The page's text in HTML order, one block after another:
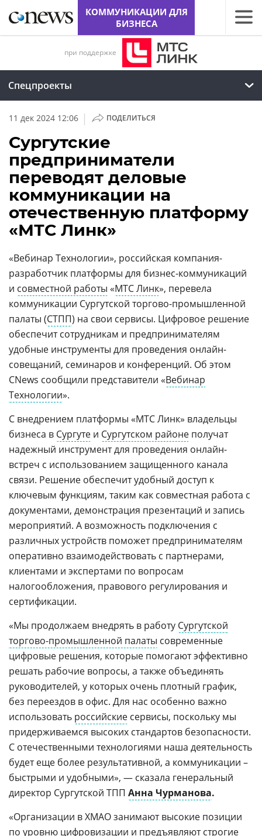
КОММУНИКАЦИИ ДЛЯ
БИЗНЕСА
при поддержке
Спецпроекты
11 дек 2024 12:06 | ПОДЕЛИТЬСЯ
Сургутские
предприниматели
переводят деловые
коммуникации на
отечественную платформу
«МТС Линк»
«Вебинар Технологии», российская компания-
разработчик платформы для бизнес-коммуникаций
и совместной работы «МТС Линк», перевела
коммуникации Сургутской торгово-промышленной
палаты (СТПП) на свои сервисы. Цифровое решение
обеспечит сотрудникам и предпринимателям
удобные инструменты для проведения онлайн-
совещаний, семинаров и конференций. Об этом
CNews сообщили представители «Вебинар
Технологии».
С внедрением платформы «МТС Линк» владельцы
бизнеса в Сургуте и Сургутском районе получат
надежный инструмент для проведения онлайн-
встреч с использованием защищенного канала
связи. Решение обеспечит удобный доступ к
ключевым функциям, таким как совместная работа с
документами, демонстрация презентаций и запись
мероприятий. А возможность подключения с
различных устройств поможет предпринимателям
оперативно взаимодействовать с партнерами,
клиентами и экспертами по вопросам
налогообложения, правового регулирования и
сертификации.
«Мы продолжаем внедрять в работу Сургутской
торгово-промышленной палаты современные
цифровые решения, которые помогают эффективно
решать рабочие вопросы, а также объединять
руководителей, у которых очень плотный график,
без переездов в офис. Для нас особенно важно
использовать российские сервисы, поскольку мы
придерживаемся высоких стандартов безопасности.
С отечественными технологиями наша деятельность
будет еще более результативной, а коммуникации –
быстрыми и удобными», — сказала генеральный
директор Сургутской ТПП Анна Чурманова.
«Организации в ХМАО занимают высокие позиции
по уровню цифровизации и предъявляют строгие